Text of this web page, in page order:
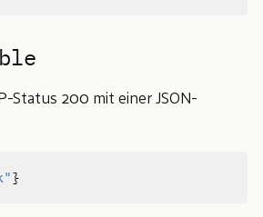
Status 200 mit einer JSON-
}